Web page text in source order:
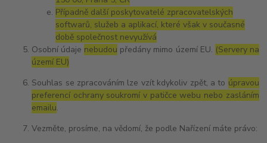
Případně další poskytovatelé zpracovatelských
softwarů, služeb a aplikací, které však v současné
době společnost nevyužívá
Osobní údaje nebudou předány mimo území EU. (Servery na
území EU)
Souhlas se zpracováním lze vzít kdykoliv zpět, a to úpravou
preferencí ochrany soukromí v patičce webu nebo zasláním
emailu.
Vezměte, prosíme, na vědomí, že podle Nařízení máte právo: